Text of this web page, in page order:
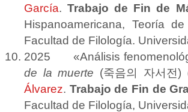
García.Trabajo de Fin de
Hispanoamericana, Teoría
Facultad de Filología.
2025 «Análisis
de la muerte (죽음의 자서전
Álvarez. Trabajo de Fin de
Facultad de Filología,